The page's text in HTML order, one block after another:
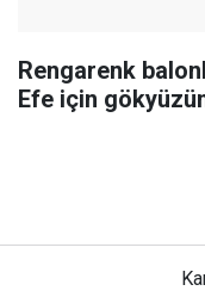
Rengarenk
Efe için